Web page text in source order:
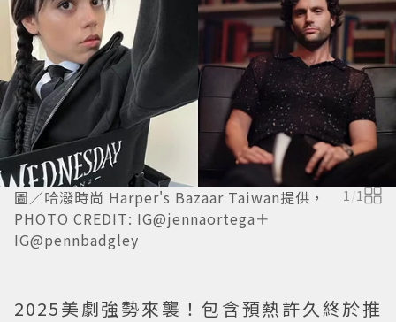
圖／哈潑時尚 Harper's Bazaar Taiwan提供，
PHOTO CREDIT: IG@jennaortega＋
IG@pennbadgley
1 /1
2025美劇強勢來襲！包含預熱許久終於推